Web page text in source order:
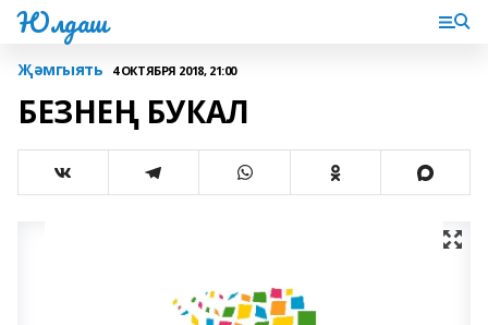
Юлдаш
Җәмгыять 4 ОКТЯБРЯ 2018, 21:00
БЕЗНЕҢ БУКАЛ